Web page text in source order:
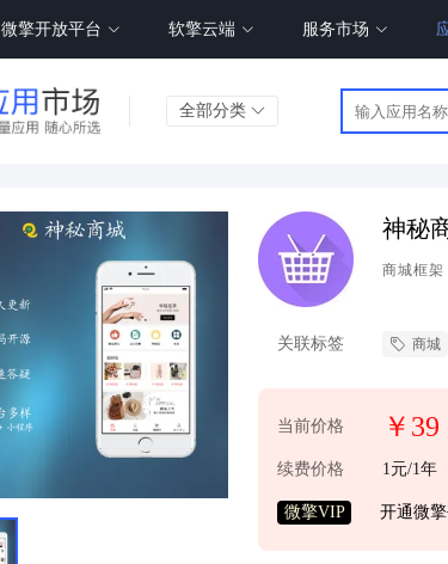
微擎开放平台 软擎云端 服务市场
全部分类
神秘
商城框架
关联标签 商城
当前价格 ￥39
续费价格 1元/1年
微擎VIP 开通微